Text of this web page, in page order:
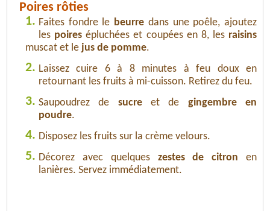
Poires rôties
1. Faites fondre le beurre dans une poêle, ajoutez
les poires épluchées et coupées en 8, les raisins
muscat et le jus de pomme.
2. Laissez cuire 6 à 8 minutes à feu doux en
retournant les fruits à mi-cuisson. Retirez du feu.
3. Saupoudrez de sucreet de gingembre en
poudre.
4. Disposez les fruits sur la crème velours.
5. Décorez avec quelques zestes de citron en
lanières. Servez immédiatement.